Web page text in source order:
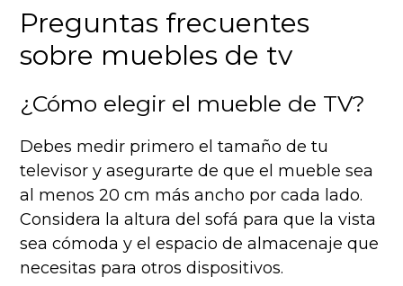
Preguntas frecuentes
sobre muebles de tv
¿Cómo elegir el mueble de TV?
Debes medir primero el tamaño de tu
televisor y asegurarte de que el mueble sea
al menos 20 cm más ancho por cada lado.
Considera la altura del sofá para que la vista
sea cómoda y el espacio de almacenaje que
necesitas para otros dispositivos.